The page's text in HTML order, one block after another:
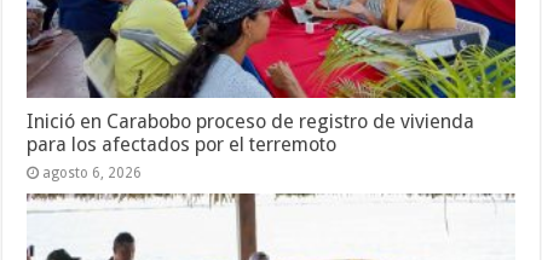
Inició en Carabobo proceso de registro de vivienda
para los afectados por el terremoto
agosto 6, 2026